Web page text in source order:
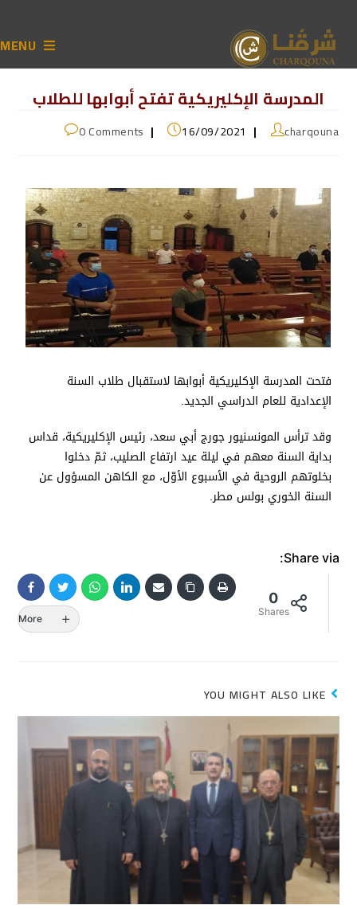
MENU
المدرسة الإكليريكية تفتح أبوابها للطلاب
charqouna
16/09/2021
0 Comments
فتحت المدرسة الإكليريكية أبوابها لاستقبال طلاب السنة
الإعدادية للعام الدراسي الجديد.
وقد ترأس المونسنيور جورج أبي سعد، رئيس الإكليريكية، قداس
بداية السنة معهم في ليلة عيد ارتفاع الصليب، ثمّ دخلوا
بخلوتهم الروحية في الأسبوع الأوّل، مع الكاهن المسؤول عن
السنة الخوري بولس مطر.
Share via:
0
Shares
More
YOU MIGHT ALSO LIKE